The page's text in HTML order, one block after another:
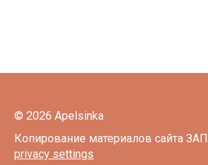
© 2026 Apelsinka
Копирование материалов сайта
privacy settings